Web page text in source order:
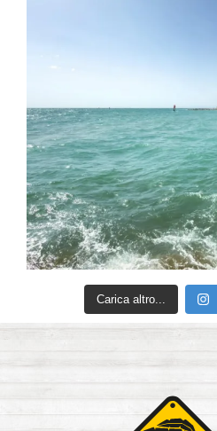
Carica altro...